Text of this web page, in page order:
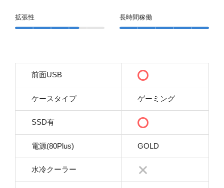
拡張性 長時間稼働
前面USB
ケースタイプ ゲーミング
SSD有
電源(80Plus) GOLD
水冷クーラー